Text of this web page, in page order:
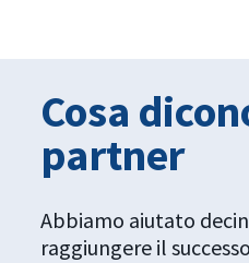
Cosa
partner
Abbiamo aiutato
raggiungere il